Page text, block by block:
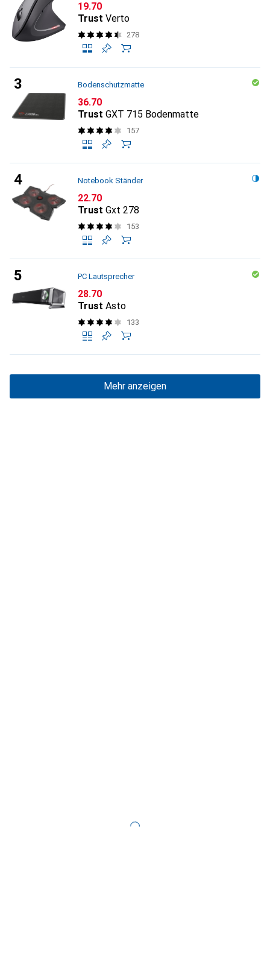
CHF
19.70
Trust Verto
278
Bodenschutzmatte
CHF
36.70
Trust GXT 715 Bodenmatte
157
Notebook Ständer
CHF
22.70
Trust Gxt 278
153
PC Lautsprecher
CHF
28.70
Trust Asto
133
Mehr anzeigen